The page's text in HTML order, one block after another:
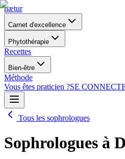
nætur
Carnet d'excellence
Phytothérapie
Recettes
Bien-être
Méthode
Vous êtes praticien ?SE
Tous les sophrologues
Sophrologues à